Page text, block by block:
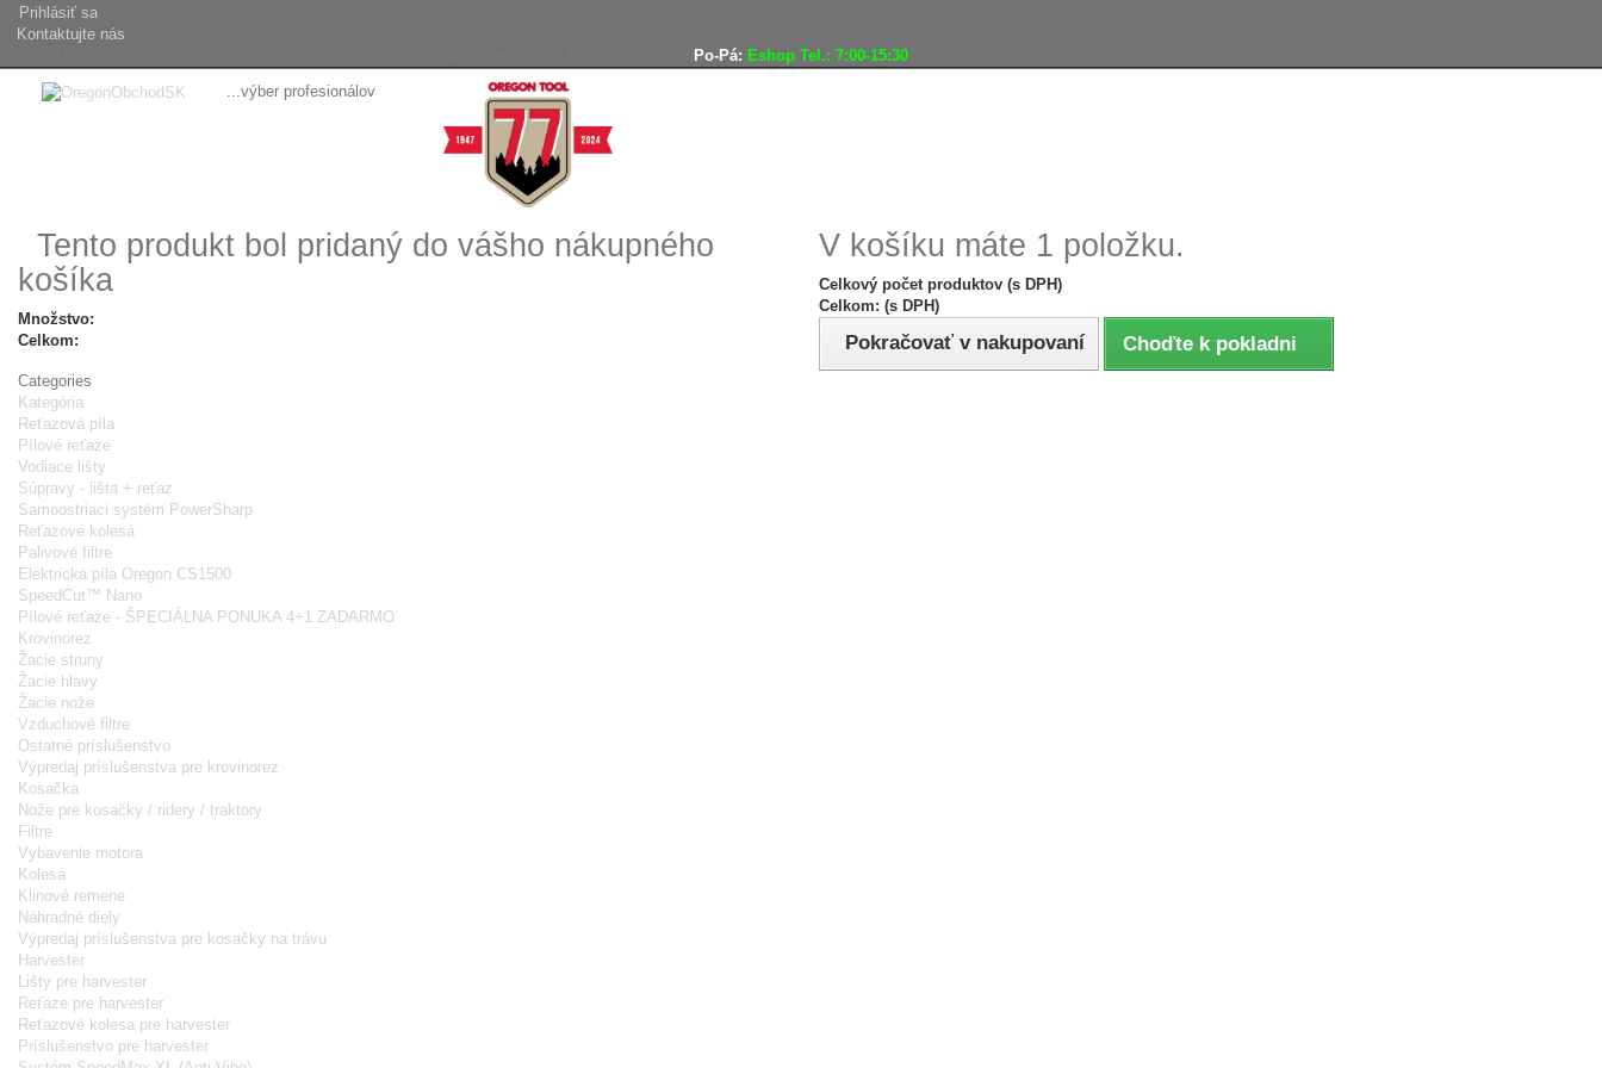
Prihlásiť sa
Kontaktujte nás
Po-Pá: Eshop Tel.: 7:00-15:30
...výber profesionálov
Tento produkt bol pridaný do vášho nákupného
košíka
Množstvo:
Celkom:
V košíku máte 1 položku.
Celkový počet produktov (s DPH)
Celkom: (s DPH)
Pokračovať v nakupovaní Choďte k pokladni
Categories
Kategória
Reťazová píla
Pílové reťaze
Vodiace lišty
Súpravy - lišta + reťaz
Samoostriaci systém PowerSharp
Reťazové kolesá
Palivové filtre
Elektrická píla Oregon CS1500
SpeedCut™ Nano
Pílové reťaze - ŠPECIÁLNA PONUKA 4+1 ZADARMO
Krovinorez
Žacie struny
Žacie hlavy
Žacie nože
Vzduchové filtre
Ostatné príslušenstvo
Výpredaj príslušenstva pre krovinorez
Kosačka
Nože pre kosačky / ridery / traktory
Filtre
Vybavenie motora
Kolesá
Klinové remene
Náhradné diely
Výpredaj príslušenstva pre kosačky na trávu
Harvester
Lišty pre harvester
Reťaze pre harvester
Reťazové kolesa pre harvester
Príslušenstvo pre harvester